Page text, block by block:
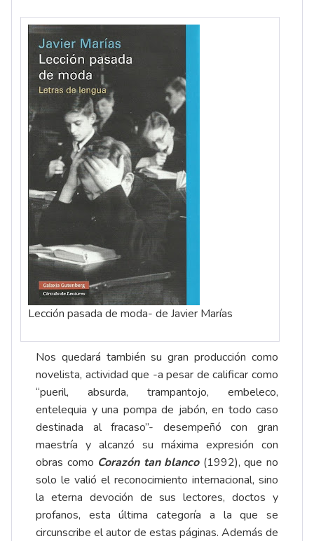
Lección pasada de moda- de Javier Marías
Nos quedará también su gran producción como
novelista, actividad que -a pesar de calificar como
“pueril, absurda, trampantojo, embeleco,
entelequia y una pompa de jabón, en todo caso
destinada al fracaso”- desempeñó con gran
maestría y alcanzó su máxima expresión con
obras como Corazón tan blanco(1992), que no
solo le valió el reconocimiento internacional, sino
la eterna devoción de sus lectores, doctos y
profanos, esta última categoría a la que se
circunscribe el autor de estas páginas. Además de